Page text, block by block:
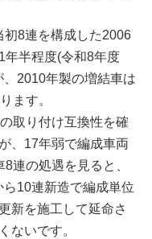
初8連を構成した2006
年半程度(令和8年度
2010年製の増結車は
ます。
取り付け互換性を確
、17年弱で編成車両
連の処遇を見ると、
10連新造で編成単位
新を施工して延命さ
ないです。